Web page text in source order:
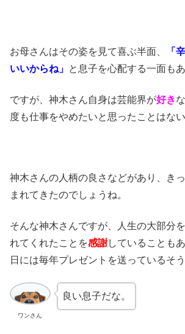
お母さんはその姿を見て喜ぶ半面、
「
いいからね」 と息子を心配する一面もあ
ですが、神木さん自身は芸能界が好き
度も仕事をやめたいと思ったことはない
神木さんの人柄の良さなどがあり、き
まれてきたのでしょうね。
そんな神木さんですが、人生の大部分
れてくれたことを感謝していることも
日には毎年プレゼントを送っているそう
ワンさん
良い息子だな。